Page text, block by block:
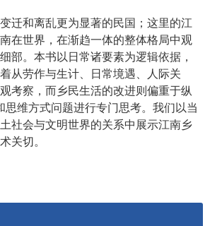
迁和离乱更为显著的民国；这里的江
在世界，在渐趋一体的整体格局中观
部。本书以日常诸要素为逻辑依据，
从劳作与生计、日常境遇、人际关
考察，而乡民生活的改进则偏重于纵
维方式问题进行专门思考。我们以当
社会与文明世界的关系中展示江南乡
关切。